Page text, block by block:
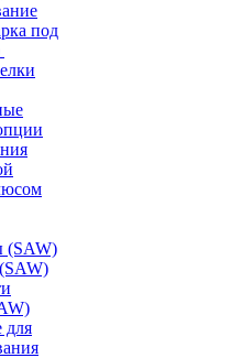
под
(SAW)
для